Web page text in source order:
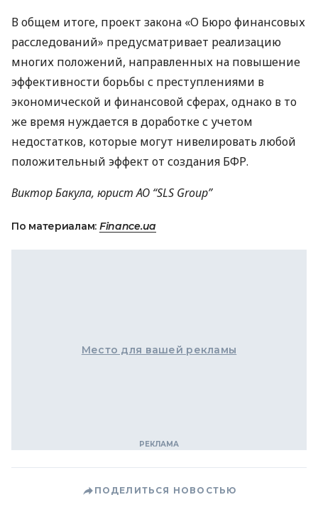
В общем итоге, проект закона «О Бюро финансовых
расследований» предусматривает реализацию
многих положений, направленных на повышение
эффективности борьбы с преступлениями в
экономической и финансовой сферах, однако в то
же время нуждается в доработке с учетом
недостатков, которые могут нивелировать любой
положительный эффект от создания БФР.
Виктор Бакула, юрист АО “SLS Group”
По материалам: Finance.ua
Место для вашей рекламы
ПОДЕЛИТЬСЯ НОВОСТЬЮ